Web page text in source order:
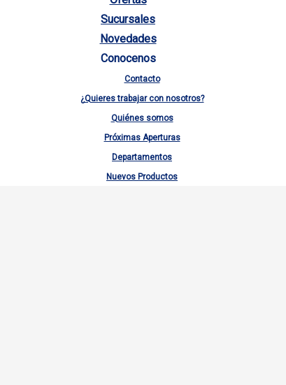
Sucursales
Novedades
Conocenos
Contacto
¿Quieres trabajar con nosotros?
Quiénes somos
Próximas Aperturas
Departamentos
Nuevos Productos